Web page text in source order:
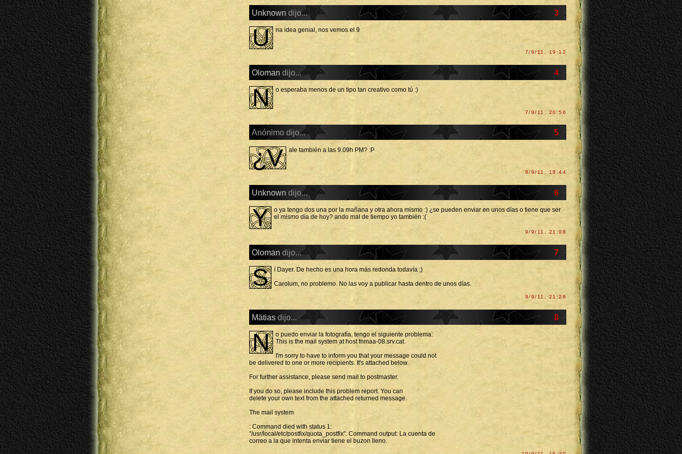
Unknown dijo... 3
U na idea genial, nos vemos el 9
7/9/11, 19:12
Oloman dijo... 4
N o esperaba menos de un tipo tan creativo como tú :)
7/9/11, 20:56
Anónimo dijo... 5
¿V ale también a las 9.09h PM? :P
9/9/11, 18:44
Unknown dijo... 6
Y
o ya tengo dos una por la mañana y otra ahora mismo :) ¿se pueden enviar en unos días o tiene que ser
el mismo día de hoy? ando mal de tiempo yo también :(
9/9/11, 21:08
Oloman dijo... 7
S
í Dayer. De hecho es una hora más redonda todavía ;)
Carolum, no problemo. No las voy a publicar hasta dentro de unos días.
9/9/11, 21:26
Mätias dijo... 8
N
o puedo enviar la fotografía, tengo el siguiente problema:
This is the mail system at host fnmaa-08.srv.cat.
I'm sorry to have to inform you that your message could not
be delivered to one or more recipients. It's attached below.
For further assistance, please send mail to postmaster.
If you do so, please include this problem report. You can
delete your own text from the attached returned message.
The mail system
: Command died with status 1:
"/usr/local/etc/postfix/quota_postfix". Command output: La cuenta de
correo a la que intenta enviar tiene el buzon lleno.